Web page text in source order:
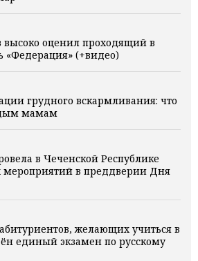
оценил проходящий в
«Федерация» (+видео)
грудного вскармливания: что
мамам
в Чеченской Республике
мероприятий в преддверии Дня
желающих учиться в
единый экзамен по русскому